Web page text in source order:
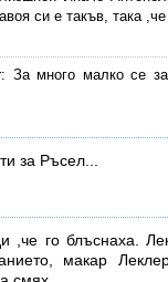
си е такъв, така
За много малко се
за Ръсел...
,че го блъснаха.
макар